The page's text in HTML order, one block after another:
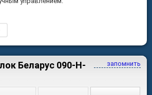
запомнить
Беларус 090-H-